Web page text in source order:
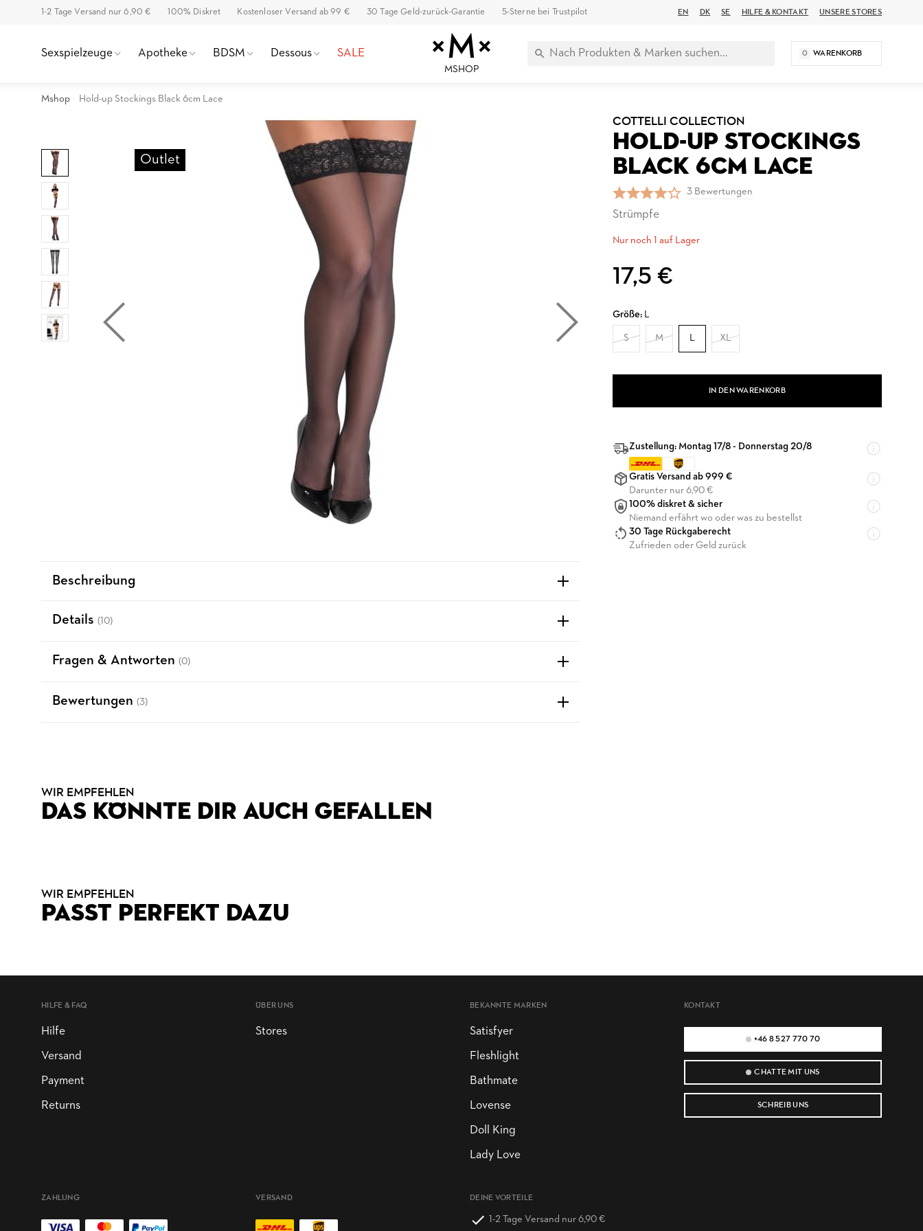
1-2 Tage Versand nur 6,90 € 100% Diskret Kostenloser Versand ab 99 € 30 Tage Geld-zurück-Garantie 5-Sterne bei Trustpilot EN DK SE HILFE & KONTAKT UNSERE STORES
Sexspielzeuge Apotheke BDSM Dessous SALE
MSHOP
0 WARENKORB
Mshop Hold-up Stockings Black 6cm Lace
Outlet
COTTELLI COLLECTION
HOLD-UP STOCKINGS
BLACK 6CM LACE
3 Bewertungen
Strümpfe
Nur noch 1 auf Lager
17,5 €
Größe: L
S M L XL
IN DEN WARENKORB
Zustellung: Montag 17/8 - Donnerstag 20/8
Gratis Versand ab 999 €
Darunter nur 6,90 €
100% diskret & sicher
Niemand erfährt wo oder was zu bestellst
30 Tage Rückgaberecht
Zufrieden oder Geld zurück
Beschreibung
Details (10)
Fragen & Antworten (0)
Bewertungen (3)
WIR EMPFEHLEN
DAS KÖNNTE DIR AUCH GEFALLEN
WIR EMPFEHLEN
PASST PERFEKT DAZU
KONTAKT
+46 8 527 770 70
CHATTE MIT UNS
SCHREIB UNS
HILFE & FAQ
Hilfe
Versand
Payment
Returns
ÜBER UNS
Stores
BEKANNTE MARKEN
Satisfyer
Fleshlight
Bathmate
Lovense
Doll King
Lady Love
DEINE VORTEILE
1-2 Tage Versand nur 6,90 €
ZAHLUNG VERSAND